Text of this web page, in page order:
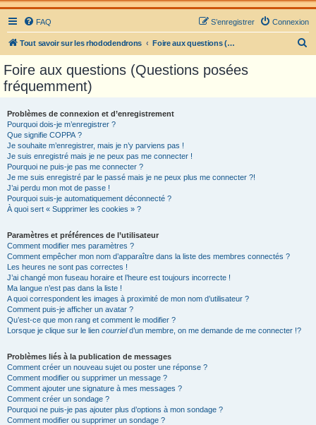
FAQ Connexion
S’enregistrer
Tout savoir sur les rhododendrons Foire aux questions (Questions posées fréquemment)
Foire aux questions (Questions posées
fréquemment)
Problèmes de connexion et d’enregistrement
Pourquoi dois-je m’enregistrer ?
Que signifie COPPA ?
Je souhaite m’enregistrer, mais je n’y parviens pas !
Je suis enregistré mais je ne peux pas me connecter !
Pourquoi ne puis-je pas me connecter ?
Je me suis enregistré par le passé mais je ne peux plus me connecter ?!
J’ai perdu mon mot de passe !
Pourquoi suis-je automatiquement déconnecté ?
À quoi sert « Supprimer les cookies » ?
Paramètres et préférences de l’utilisateur
Comment modifier mes paramètres ?
Comment empêcher mon nom d’apparaître dans la liste des membres connectés ?
Les heures ne sont pas correctes !
J’ai changé mon fuseau horaire et l’heure est toujours incorrecte !
Ma langue n’est pas dans la liste !
A quoi correspondent les images à proximité de mon nom d’utilisateur ?
Comment puis-je afficher un avatar ?
Qu’est-ce que mon rang et comment le modifier ?
Lorsque je clique sur le lien courrield’un membre, on me demande de me connecter !?
Problèmes liés à la publication de messages
Comment créer un nouveau sujet ou poster une réponse ?
Comment modifier ou supprimer un message ?
Comment ajouter une signature à mes messages ?
Comment créer un sondage ?
Pourquoi ne puis-je pas ajouter plus d’options à mon sondage ?
Comment modifier ou supprimer un sondage ?